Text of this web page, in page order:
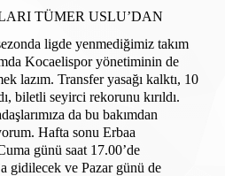
TÜMER USLU’DAN
ligde yenmediğimiz takım
Kocaelispor yönetiminin de
lazım. Transfer yasağı kalktı, 10
biletli seyirci rekorunu kırıldı.
da bu bakımdan
Hafta sonu Erbaa
günü saat 17.00’de
gidilecek ve Pazar günü de